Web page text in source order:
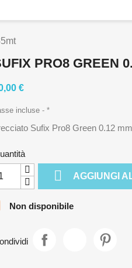
PRO8 GREEN
€
incluse *
Sufix Pro8 Green 0.12
 AGGIUNGI
Non disponibile